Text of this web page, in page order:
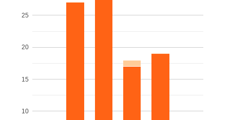
10
15
20
25